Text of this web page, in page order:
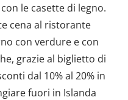
le casette di legno.
cena al ristorante
con verdure e con
grazie al biglietto di
dal 10% al 20% in
fuori in Islanda